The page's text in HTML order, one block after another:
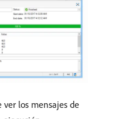
ver los mensajes de